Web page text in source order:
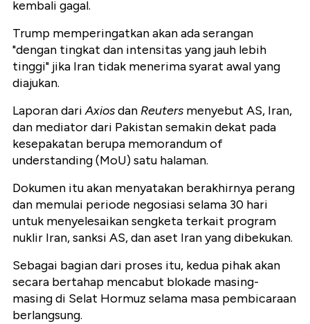
kembali gagal.
Trump memperingatkan akan ada serangan
"dengan tingkat dan intensitas yang jauh lebih
tinggi" jika Iran tidak menerima syarat awal yang
diajukan.
Laporan dariAxiosdan Reuters menyebut AS, Iran,
dan mediator dari Pakistan semakin dekat pada
kesepakatan berupa memorandum of
understanding (MoU) satu halaman.
Dokumen itu akan menyatakan berakhirnya perang
dan memulai periode negosiasi selama 30 hari
untuk menyelesaikan sengketa terkait program
nuklir Iran, sanksi AS, dan aset Iran yang dibekukan.
Sebagai bagian dari proses itu, kedua pihak akan
secara bertahap mencabut blokade masing-
masing di Selat Hormuz selama masa pembicaraan
berlangsung.